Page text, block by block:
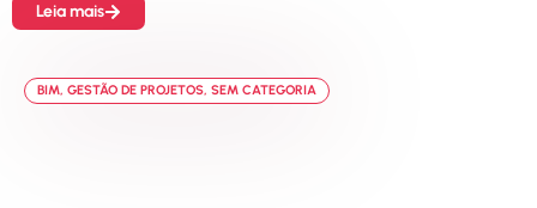
Leia mais
BIM, GESTÃO DE PROJETOS, SEM CATEGORIA